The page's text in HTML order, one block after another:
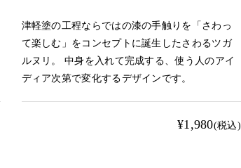
津軽塗の工程ならではの漆の手触りを「さわっ
て楽しむ」をコンセプトに誕生したさわるツガ
ルヌリ。 中身を入れて完成する、使う人のアイ
ディア次第で変化するデザインです。
¥1,980(税込)